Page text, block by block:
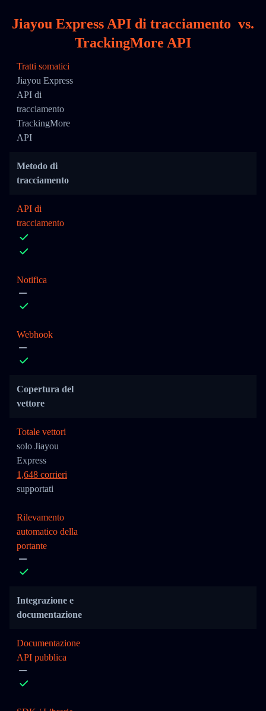
Jiayou Express API di tracciamento vs.
TrackingMore API
Tratti somatici
Jiayou Express
API di
tracciamento
TrackingMore
API
Metodo di
tracciamento
API di
tracciamento
Notifica
Webhook
Copertura del
vettore
Totale vettori
solo Jiayou
Express
1,648 corrieri
supportati
Rilevamento
automatico della
portante
Integrazione e
documentazione
Documentazione
API pubblica